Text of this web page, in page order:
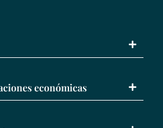
económicas